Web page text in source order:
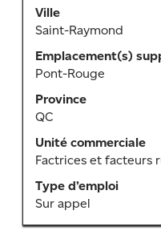
Ville
Saint-Raymond
Emplacement(s)
Pont-Rouge
Province
QC
Unité commerciale
Factrices et facteurs
Type d’emploi
Sur appel
barre
d’espacement
afficher
tout
le
contenu
renseignements
sur
l’emploi.